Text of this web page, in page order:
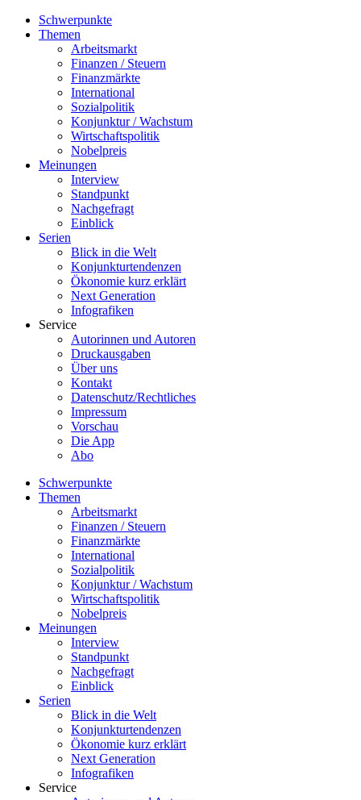
Schwerpunkte
Themen
Arbeitsmarkt
Finanzen / Steuern
Finanzmärkte
International
Sozialpolitik
Konjunktur / Wachstum
Wirtschaftspolitik
Nobelpreis
Meinungen
Interview
Standpunkt
Nachgefragt
Einblick
Serien
Blick in die Welt
Konjunkturtendenzen
Ökonomie kurz erklärt
Next Generation
Infografiken
Service
Autorinnen und Autoren
Druckausgaben
Über uns
Kontakt
Datenschutz/Rechtliches
Impressum
Vorschau
Die App
Abo
Schwerpunkte
Themen
Arbeitsmarkt
Finanzen / Steuern
Finanzmärkte
International
Sozialpolitik
Konjunktur / Wachstum
Wirtschaftspolitik
Nobelpreis
Meinungen
Interview
Standpunkt
Nachgefragt
Einblick
Serien
Blick in die Welt
Konjunkturtendenzen
Ökonomie kurz erklärt
Next Generation
Infografiken
Service